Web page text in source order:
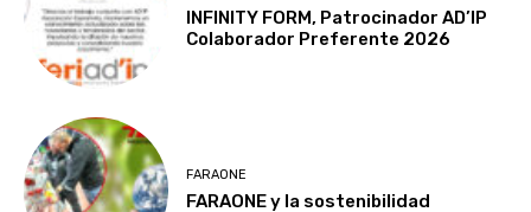
INFINITY FORM, Patrocinador AD’IP
Colaborador Preferente 2026
FARAONE
FARAONE y la sostenibilidad